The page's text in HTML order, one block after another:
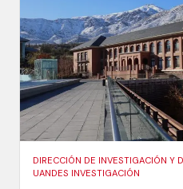
DIRECCIÓN DE INVESTIGACIÓN Y
UANDES INVESTIGACIÓN